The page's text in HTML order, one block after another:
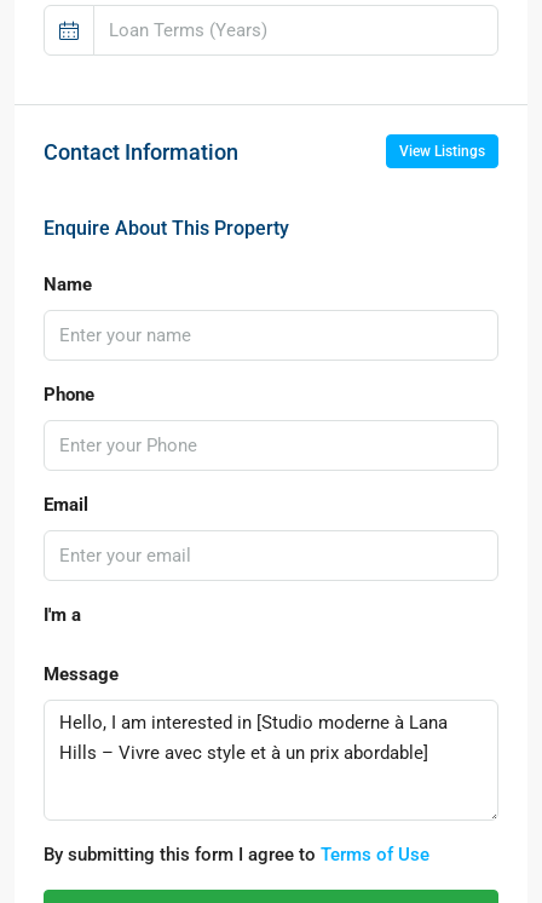
Contact Information View Listings
Enquire About This Property
Name
Phone
Email
I'm a
Message
By submitting this form I agree to Terms of Use